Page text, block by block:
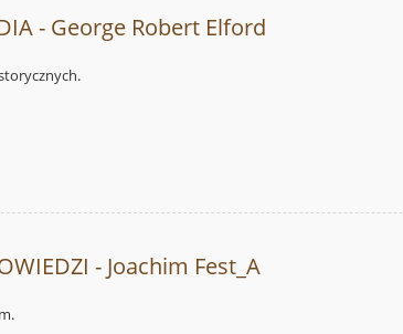
- George Robert Elford
- Joachim Fest_A